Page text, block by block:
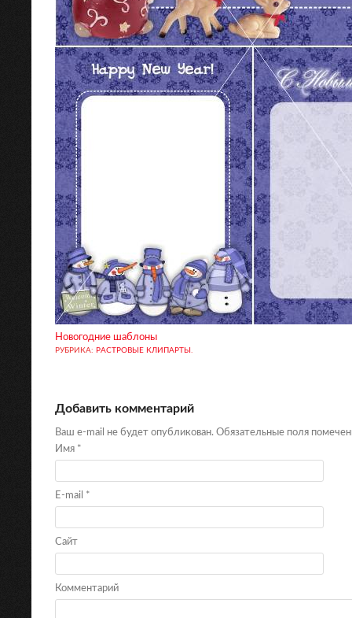
Новогодние шаблоны
РУБРИКА: РАСТРОВЫЕ КЛИПАРТЫ .
Добавить комментарий
Ваш e-mail не будет опубликован. Обязательные поля
Имя *
E-mail *
Сайт
Комментарий